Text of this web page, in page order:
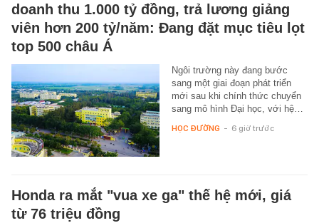
doanh thu 1.000 tỷ đồng, trả lương giảng
viên hơn 200 tỷ/năm: Đang đặt mục tiêu lọt
top 500 châu Á
Ngôi trường này đang bước
sang một giai đoạn phát triển
mới sau khi chính thức chuyển
sang mô hình Đại học, với hệ…
HỌC ĐƯỜNG - 6 giờ trước
Honda ra mắt "vua xe ga" thế hệ mới, giá
từ 76 triệu đồng